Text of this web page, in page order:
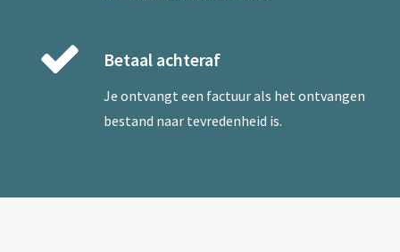
Betaal achteraf
Je ontvangt een factuur als het ontvangen
bestand naar tevredenheid is.